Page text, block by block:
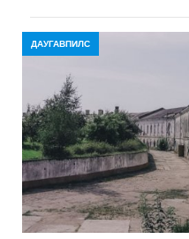
ДАУГАВПИЛС